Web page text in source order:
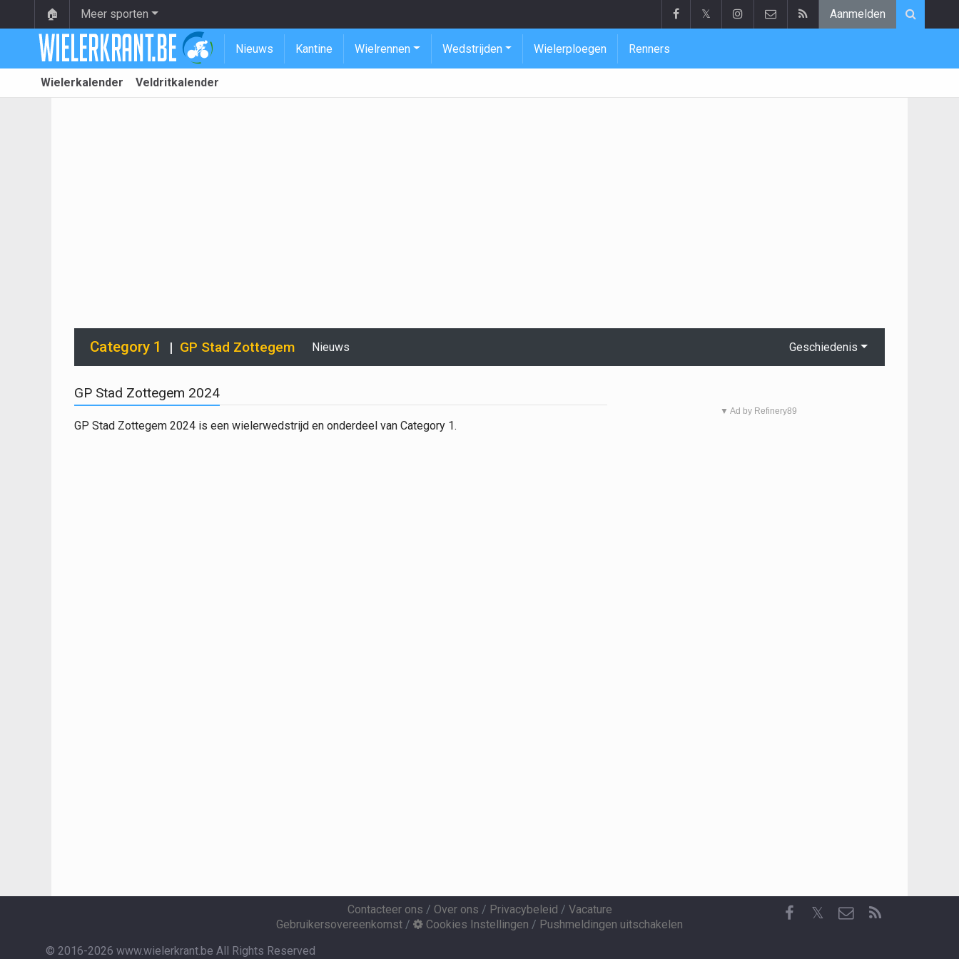
🏠 Meer sporten 𝕏 Aanmelden
Nieuws Kantine Wielrennen Wedstrijden Wielerploegen Renners
Wielerkalender Veldritkalender
Category 1 | GP Stad Zottegem Nieuws Geschiedenis
GP Stad Zottegem 2024
GP Stad Zottegem 2024 is een wielerwedstrijd en onderdeel van Category 1.
▼ Ad by Refinery89
Contacteer ons / Over ons / Privacybeleid / Vacature
Gebruikersovereenkomst / Cookies Instellingen / Pushmeldingen uitschakelen
© 2016-2026 www.wielerkrant.be All Rights Reserved
𝕏